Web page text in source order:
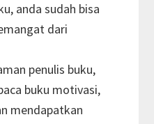
anda sudah bisa
dari
penulis buku,
buku motivasi,
mendapatkan